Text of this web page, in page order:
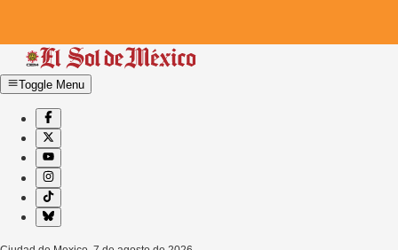
Toggle Menu